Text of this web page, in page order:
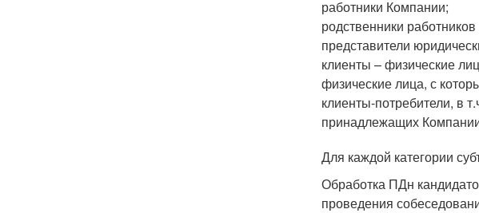
работники Компании;
родственники
представители
клиенты – физические
физические лица, с
клиенты-потребители, в
принадлежащих
Для каждой категории
Обработка ПДн
проведения